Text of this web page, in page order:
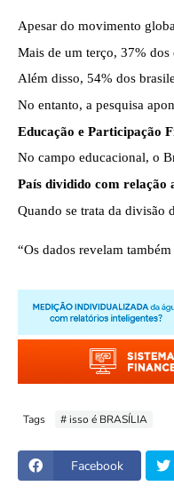
Apesar do movimento
Mais de um terço, 37% dos
Além disso, 54% dos
No entanto, a pesquisa
Educação e Participação
No campo educacional, o
País dividido com relação
Quando se trata da divisão
“Os dados revelam
Tags # isso é BRASÍLIA
Facebook